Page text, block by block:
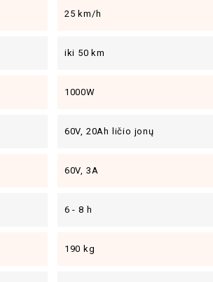
25 km/h
iki 50 km
1000W
60V, 20Ah ličio jonų
60V, 3A
6 - 8 h
190 kg